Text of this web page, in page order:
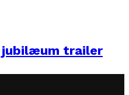
jubilæum trailer